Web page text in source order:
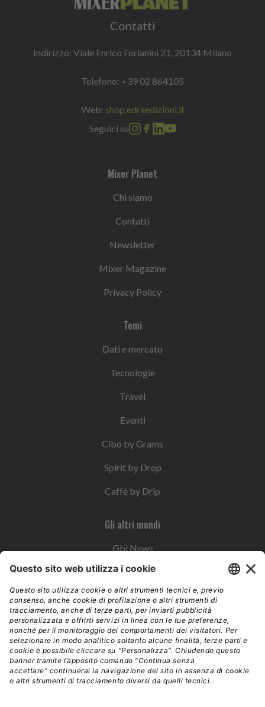
Contatti
Indirizzo: Viale Enrico Forlanini 21, 20134 Milano
Telefono: +39 02 864105
Web: shop.edraedizioni.it
Seguici su
Mixer Planet
Chi siamo
Contatti
Newsletter
Mixer Magazine
Privacy Policy
Temi
Dati e mercato
Tecnologie
Travel
Eventi
Cibo by Grams
Spirit by Drop
Caffè by Drip
Gli altri mondi
Gbi News
Instoremag
Esplora il gruppo
Edra Edizioni
Edizioni LSWR
LSWR Group